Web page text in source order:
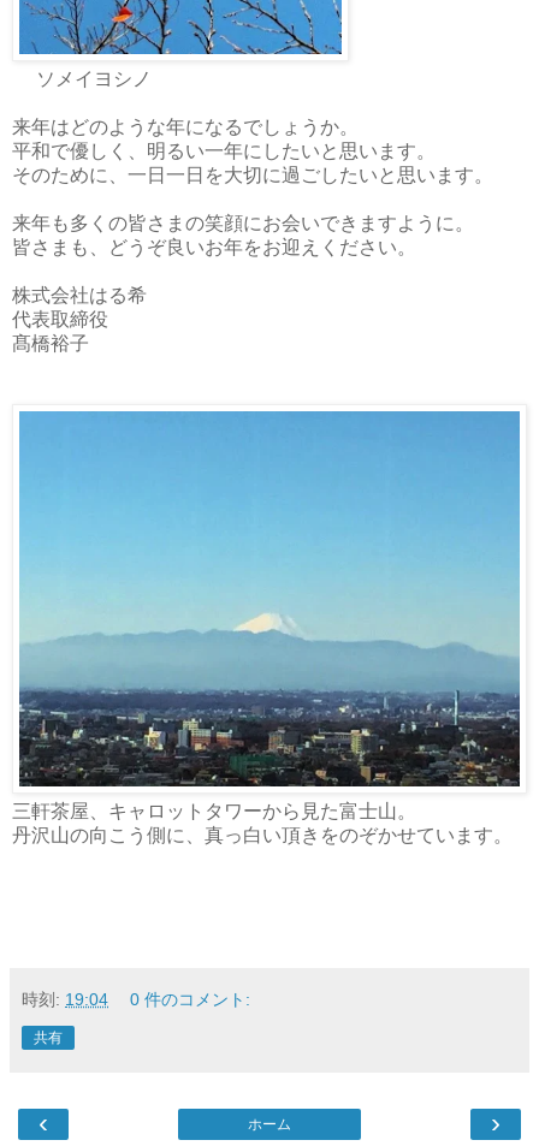
ソメイヨシノ
来年はどのような年になるでしょうか。
平和で優しく、明るい一年にしたいと思います。
そのために、一日一日を大切に過ごしたいと思います。
来年も多くの皆さまの笑顔にお会いできますように。
皆さまも、どうぞ良いお年をお迎えください。
株式会社はる希
代表取締役
髙橋裕子
三軒茶屋、キャロットタワーから見た富士山。
丹沢山の向こう側に、真っ白い頂きをのぞかせています。
時刻: 19:04 0 件のコメント:
共有
‹ ›
ホーム